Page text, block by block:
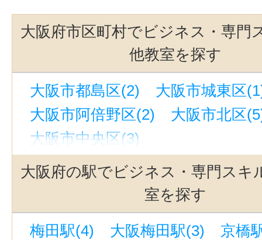
大阪府市区町村でビジネス・専門
他教室を探す
大阪市都島区(2)
大阪市城東区
大阪市阿倍野区(2)
大阪市北区
大阪市中央区(3)
大阪府の駅でビジネス・専門スキ
室を探す
梅田駅(4) 大阪梅田駅(3)
京橋